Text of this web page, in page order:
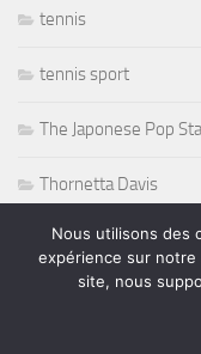
tennis
tennis sport
The Japonese Pop
Thornetta Davis
Thrash Metal
Tiken Jah Fakoly
Nous utilisons des
expérience sur
site, nous